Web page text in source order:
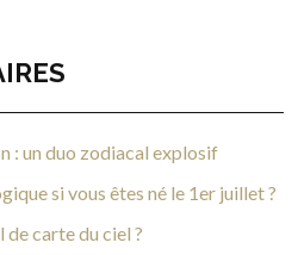
: un duo zodiacal explosif
si vous êtes né le 1er juillet ?
carte du ciel ?